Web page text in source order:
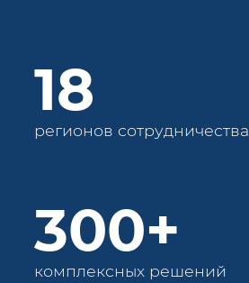
18
регионов сотрудничества
300+
комплексных решений